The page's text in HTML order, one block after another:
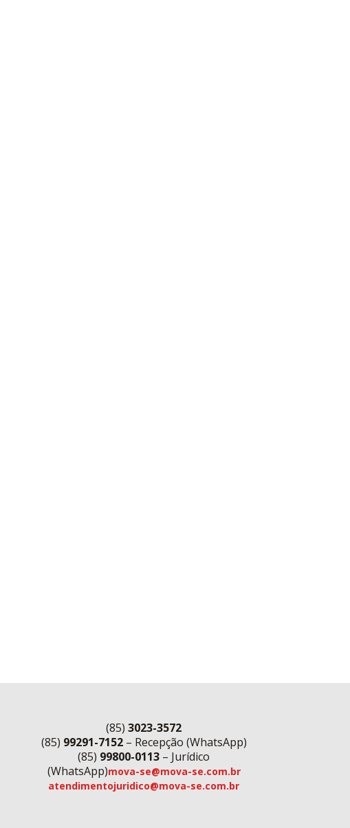
(85) 3023-3572
(85) 99291-7152– Recepção (WhatsApp)
(85) 99800-0113 – Jurídico
(WhatsApp)mova-se@mova-se.com.br
atendimentojuridico@mova-se.com.br